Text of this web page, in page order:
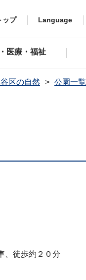
ップ Language
医療・福祉
区の自然 公園一覧
、徒歩約２０分